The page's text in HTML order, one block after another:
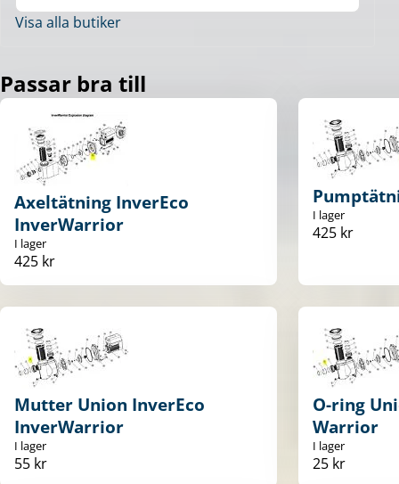
Visa alla butiker
Passar bra till
Axeltätning InverEco
InverWarrior
I lager
425 kr
I lager
425 kr
Mutter Union InverEco
InverWarrior
I lager
55 kr
O-ring
Warrior
I lager
25 kr